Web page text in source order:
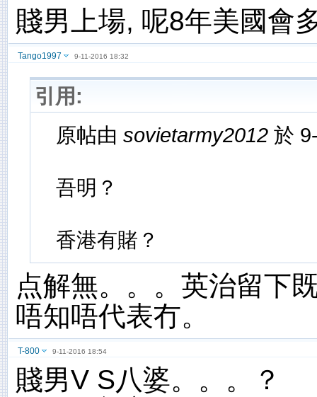
賤男上場, 呢8年美國會
Tango1997 9-11-2016 18:32
引用:
原帖由 sovietarmy2012於
吾明？
香港有賭？
点解無。。。英治留下
唔知唔代表冇。
T-800 9-11-2016 18:54
賤男V S八婆。。。？